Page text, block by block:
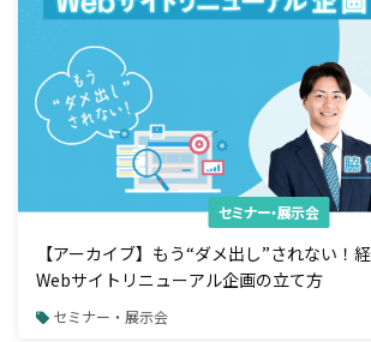
セミナー・展示会
【アーカイブ】もう“ダメ出し”されない！
Webサイトリニューアル企画の立て方
セミナー・展示会